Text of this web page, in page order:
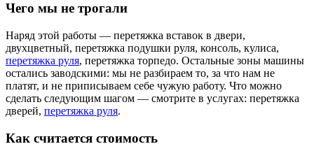
Чего мы не трогали
Наряд этой работы — перетяжка вставок в двери,
двухцветный, перетяжка подушки руля, консоль, кулиса,
перетяжка руля, перетяжка торпедо. Остальные зоны машины
остались заводскими: мы не разбираем то, за что нам не
платят, и не приписываем себе чужую работу. Что можно
сделать следующим шагом — смотрите в услугах: перетяжка
дверей, перетяжка руля.
Как считается стоимость